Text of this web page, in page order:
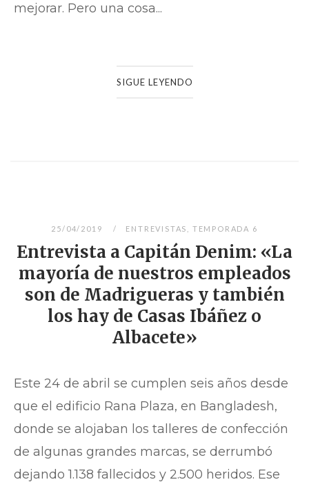
mejorar. Pero una cosa...
SIGUE LEYENDO
25/04/2019 ENTREVISTAS TEMPORADA 6
Entrevista a Capitán Denim: «La
mayoría de nuestros empleados
son de Madrigueras y también
los hay de Casas Ibáñez o
Albacete»
Este 24 de abril se cumplen seis años desde
que el edificio Rana Plaza, en Bangladesh,
donde se alojaban los talleres de confección
de algunas grandes marcas, se derrumbó
dejando 1.138 fallecidos y 2.500 heridos. Ese